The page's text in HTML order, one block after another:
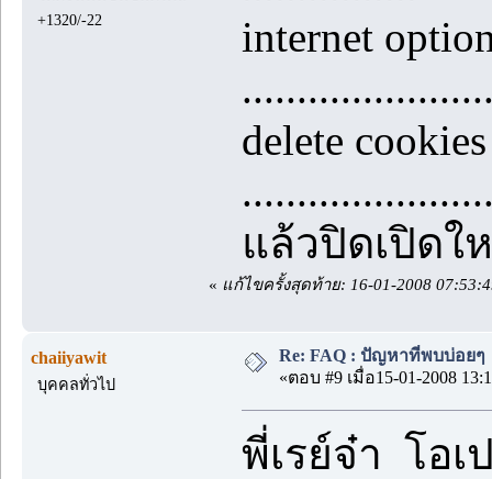
+1320/-22
internet
delete
แล้วปิดเปิดใ
« แก้ไขครั้งสุดท้าย: 16-01-2008
chaiiyawit
บุคคลทั่วไป
Re: FAQ : ปัญหาที่พบบ่อยๆ
«ตอบ #9 เมื่อ15-01-2008
พี่เรย์จ๋า โอเ